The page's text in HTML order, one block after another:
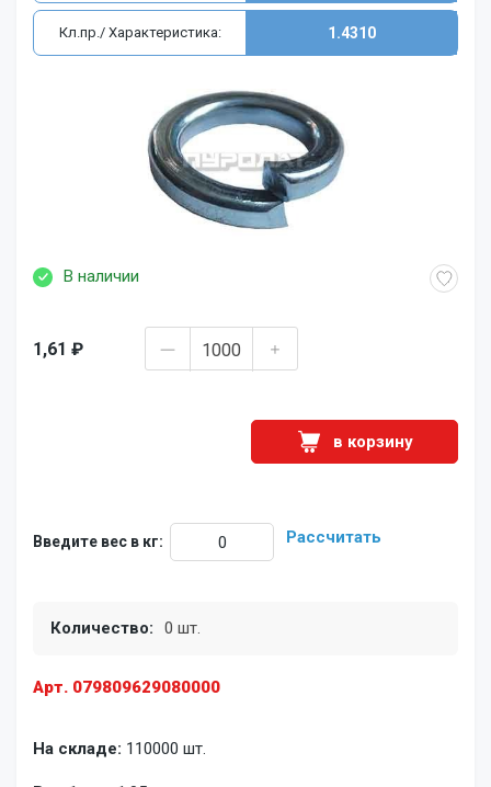
Арт. 079809629080000
В наличии
На складе: 110000 шт.
1,61 ₽
в корзину
Введите вес в кг: Рассчитать
Количество: 0 шт.
Кл.пр./ Характеристика: 1.4310